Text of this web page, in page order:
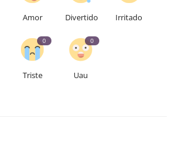
Amor Divertido Irritado
0
Triste
0
Uau